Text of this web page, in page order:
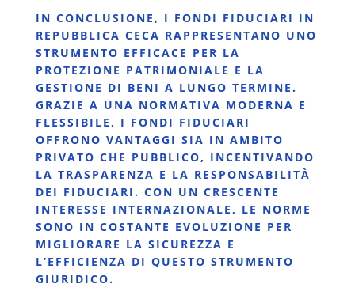
IN CONCLUSIONE, I FONDI FIDUCIARI IN
REPUBBLICA CECA RAPPRESENTANO UNO
STRUMENTO EFFICACE PER LA
PROTEZIONE PATRIMONIALE E LA
GESTIONE DI BENI A LUNGO TERMINE.
GRAZIE A UNA NORMATIVA MODERNA E
FLESSIBILE, I FONDI FIDUCIARI
OFFRONO VANTAGGI SIA IN AMBITO
PRIVATO CHE PUBBLICO, INCENTIVANDO
LA TRASPARENZA E LA RESPONSABILITÀ
DEI FIDUCIARI. CON UN CRESCENTE
INTERESSE INTERNAZIONALE, LE NORME
SONO IN COSTANTE EVOLUZIONE PER
MIGLIORARE LA SICUREZZA E
L’EFFICIENZA DI QUESTO STRUMENTO
GIURIDICO.